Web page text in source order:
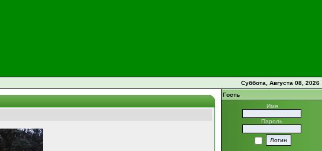
Суббота, Августа 08, 2026
Гость
Имя
Пароль